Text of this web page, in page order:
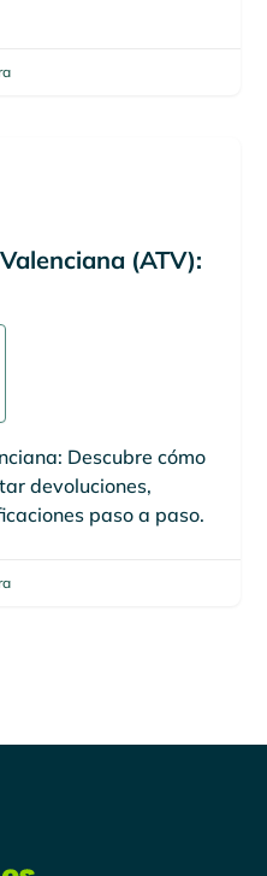
(ATV):
Descubre cómo
devoluciones,
paso a paso.